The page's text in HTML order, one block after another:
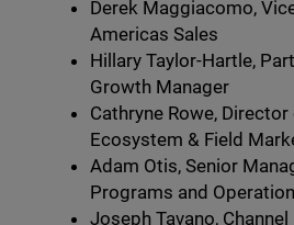
Derek Maggiacomo,
Americas Sales
Hillary Taylor-Hartle,
Growth Manager
Cathryne Rowe,
Ecosystem & Field
Adam Otis, Senior
Programs and
Joseph Tavano,